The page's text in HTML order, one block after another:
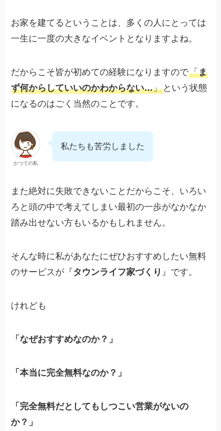
お家を建てるということは、多くの人にとっては
一生に一度の大きなイベントとなりますよね。
だからこそ皆が初めての経験になりますので「ま
ず何からしていいのかわからない…」 という状態
になるのはごく当然のことです。
かつての私
私たちも苦労しました
また絶対に失敗できないことだからこそ、いろい
ろと頭の中で考えてしまい最初の一歩がなかなか
踏み出せない方もいるかもしれません。
そんな時に私があなたにぜひおすすめしたい無料
のサービスが『 タウンライフ家づくり 』です。
けれども
「なぜおすすめなのか？」
「本当に完全無料なのか？」
「完全無料だとしてもしつこい営業がないの
か？」